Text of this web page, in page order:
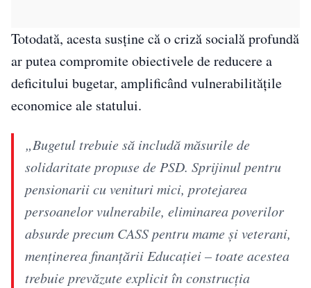
Totodată, acesta susține că o criză socială profundă
ar putea compromite obiectivele de reducere a
deficitului bugetar, amplificând vulnerabilitățile
economice ale statului.
„Bugetul trebuie să includă măsurile de
solidaritate propuse de PSD. Sprijinul pentru
pensionarii cu venituri mici, protejarea
persoanelor vulnerabile, eliminarea poverilor
absurde precum CASS pentru mame și veterani,
menținerea finanțării Educației – toate acestea
trebuie prevăzute explicit în construcția